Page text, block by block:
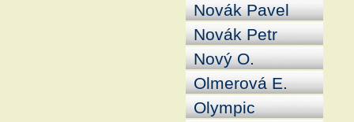
Novák Pavel
Novák Petr
Nový O.
Olmerová E.
Olympic